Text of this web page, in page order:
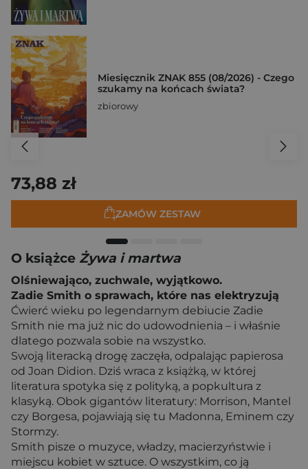
Miesięcznik ZNAK 855 (08/2026) - Czego
szukamy na końcach świata?
zbiorowy
73,88 zł
ZAMÓW ZESTAW
O książce Żywa i martwa
Olśniewająco, zuchwale, wyjątkowo.
Zadie Smith o sprawach, które nas elektryzują
Ćwierć wieku po legendarnym debiucie Zadie
Smith nie ma już nic do udowodnienia – i właśnie
dlatego pozwala sobie na wszystko.
Swoją literacką drogę zaczęła, odpalając papierosa
od Joan Didion. Dziś wraca z książką, w której
literatura spotyka się z polityką, a popkultura z
klasyką. Obok gigantów literatury: Morrison, Mantel
czy Borgesa, pojawiają się tu Madonna, Eminem czy
Stormzy.
Smith pisze o muzyce, władzy, macierzyństwie i
miejscu kobiet w sztuce. O wszystkim, co ją